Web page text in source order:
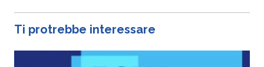
Ti protrebbe interessare